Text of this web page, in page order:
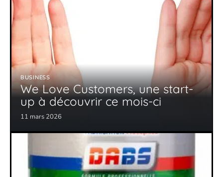
BUSINESS
We Love Customers, une start-
up à découvrir ce mois-ci
11 mars 2026